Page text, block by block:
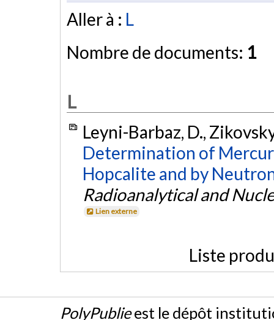
Aller à : L
Nombre de documents: 1
L
Leyni-Barbaz, D.,
Determination of
Hopcalite and by
Radioanalytical and
Lien externe
Liste
PolyPublieest le dépôt